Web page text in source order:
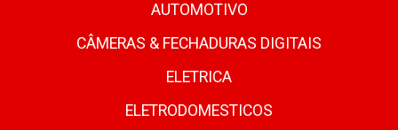
AUTOMOTIVO
CÂMERAS & FECHADURAS DIGITAIS
ELETRICA
ELETRODOMESTICOS